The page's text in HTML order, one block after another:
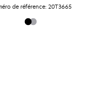
de référence: 20T3665